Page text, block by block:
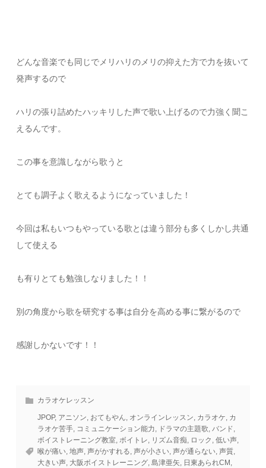
どんな音楽でも同じでメリハリのメリの抑えた方で力を抜いて
発声するので
ハリの張り詰めたハッキリした声で歌い上げるので力強く聞こ
えるんです。
この事を意識しながら歌うと
とても調子よく歌えるようになっていました！
今回は私もいつもやっている歌とは違う部分も多くしかし共通
して使える
も有りとても勉強しなりました！！
別の角度から歌を研究する事は自分を高める事に繋がるので
感謝しかないです！！
カラオケレッスン
JPOP, アニソン, おてもやん, オンラインレッスン, カラオケ, カ
ラオケ苦手, コミュニケーション能力, ドラマの主題歌,バンド,
ボイストレーニング教室,ボイトレ, リズム音痴, ロック ,低い声,
喉が痛い,地声,声がかすれる,声が小さい,声が通らない,声質,
大きい声, 大阪ボイストレーニング,島津亜矢, 日東あられCM ,